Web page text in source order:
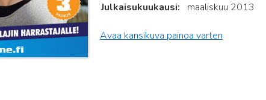
Julkaisukuukausi
maaliskuu 2013
Avaa kansikuva painoa varten